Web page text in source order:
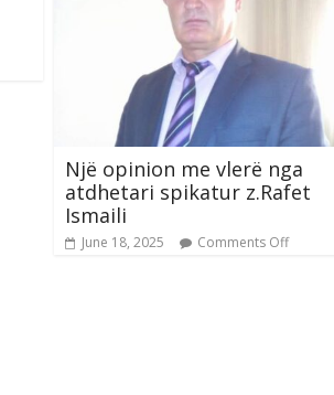
Një opinion me vlerë nga
atdhetari spikatur z.Rafet
Ismaili
June 18, 2025 Comments Off